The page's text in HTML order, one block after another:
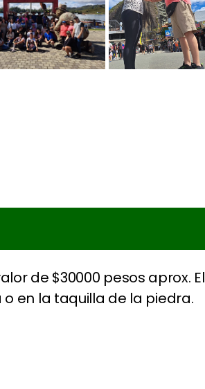
de $30000 pesos aprox. El
en la taquilla de la piedra.